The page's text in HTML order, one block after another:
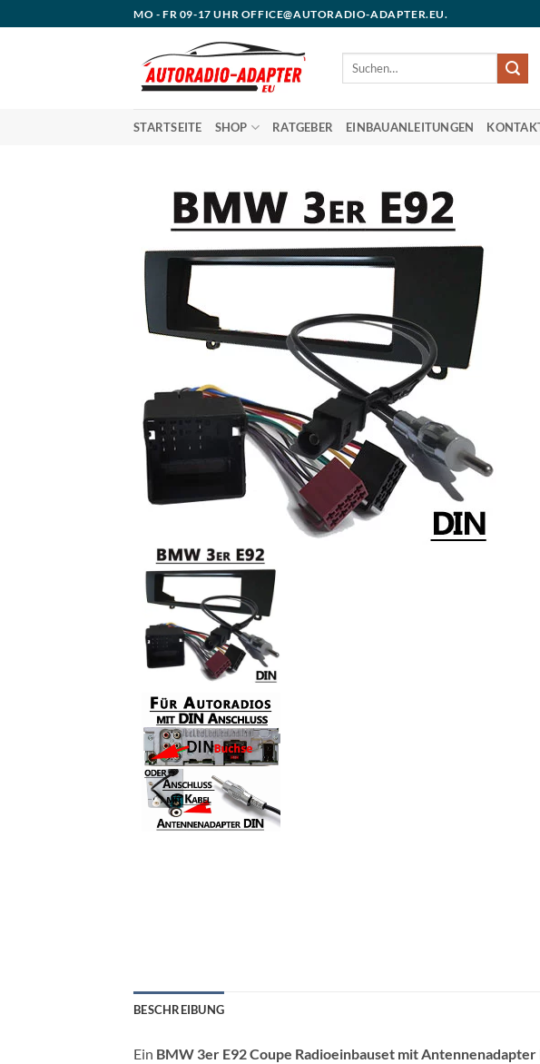
Inhalt
MO - FR 09-17 UHR OFFICE@AUTORADIO-ADAPTER.EU.
Suchen
STARTSEITE SHOP RATGEBER EINBAUANLEITUNGEN
BESCHREIBUNG
Ein BMW 3er E92 Coupe Radioeinbauset mit Antennenadapter